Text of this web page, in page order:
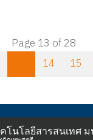
Page 13 of 28
14 15